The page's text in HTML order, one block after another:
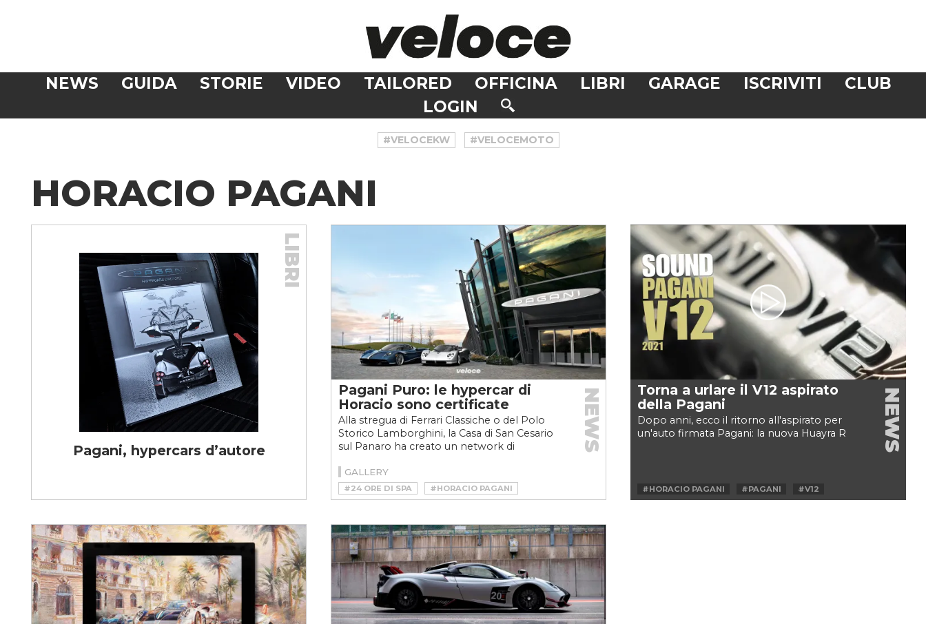
NEWS GUIDA STORIE VIDEO TAILORED OFFICINA LIBRI GARAGE ISCRIVITI
CLUB
LOGIN
#VELOCEKW #VELOCEMOTO
HORACIO PAGANI
Pagani, hypercars d’autore
LIBRI
Pagani Puro: le hypercar di
Horacio sono certificate
Alla stregua di Ferrari Classiche o del Polo
Storico Lamborghini, la Casa di San Cesario
sul Panaro ha creato un network di
NEWS
GALLERY
#24 ORE DI SPA
#HORACIO PAGANI
#HYPERCAR
#PAGANI
#PAGANI PURO
Torna a urlare il V12 aspirato
della Pagani
Dopo anni, ecco il ritorno all'aspirato per
un'auto firmata Pagani: la nuova Huayra R
NEWS
#HORACIO PAGANI #PAGANI
#V12